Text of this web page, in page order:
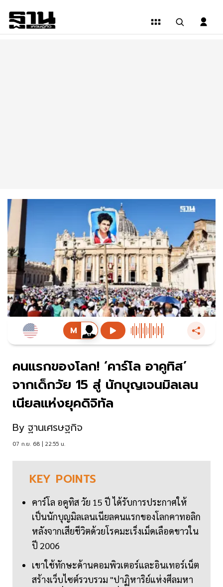
คนแรกของโลก! ‘คาร์โล อาคูทิส’
จากเด็กวัย 15 สู่ นักบุญเจนมิลเลน
เนียลแห่งยุคดิจิทัล
By ฐานเศรษฐกิจ
07 ก.ย. 68 | 22:55 น.
KEY POINTS
คาร์โล อคูทิส วัย 15 ปี ได้รับการประกาศให้
เป็นนักบุญมิลเลนเนียลคนแรกของโลกคาทอลิก
หลังจากเสียชีวิตด้วยโรคมะเร็งเม็ดเลือดขาวใน
ปี 2006
เขาใช้ทักษะด้านคอมพิวเตอร์และอินเทอร์เน็ต
สร้างเว็บไซต์รวบรวม "ปาฏิหาริย์แห่งศีลมหา